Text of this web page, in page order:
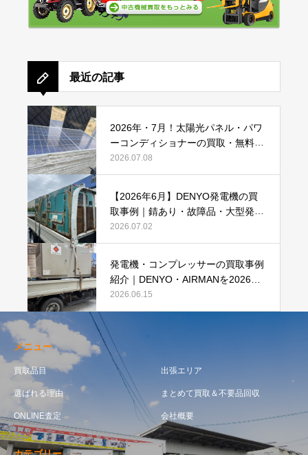
最近の記事
2026年・7月！太陽光パネル・パワ
ーコンディショナーの買取・無料で
のお引き取り強化中です(^^♪
2026.07.08
【2026年6月】DENYO発電機の買
取事例｜錆あり・故障品・大型発電
機も買取しました
2026.07.02
発電機・コンプレッサーの買取事例
紹介｜DENYO・AIRMANを2026年6
月も買取強化中
2026.06.15
メニュー
買取品目 出張エリア
選ばれる理由 まとめて買取＆不要品回収
ONLINE査定 会社概要